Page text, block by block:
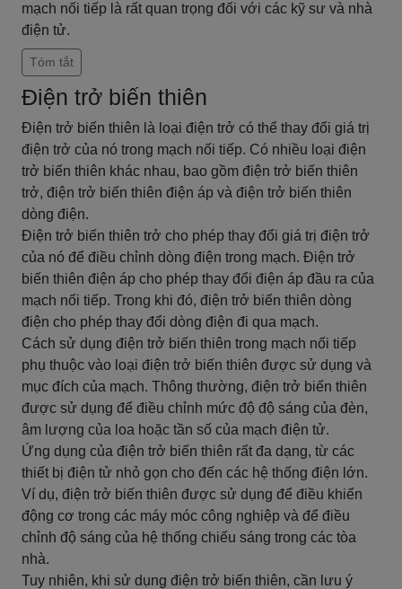
mạch nối tiếp là rất quan trọng đối với các kỹ sư và nhà
điện tử.
Tóm tắt
Điện trở biến thiên
Điện trở biến thiên là loại điện trở có thể thay đổi giá trị
điện trở của nó trong mạch nối tiếp. Có nhiều loại điện
trở biến thiên khác nhau, bao gồm điện trở biến thiên
trở, điện trở biến thiên điện áp và điện trở biến thiên
dòng điện.
Điện trở biến thiên trở cho phép thay đổi giá trị điện trở
của nó để điều chỉnh dòng điện trong mạch. Điện trở
biến thiên điện áp cho phép thay đổi điện áp đầu ra của
mạch nối tiếp. Trong khi đó, điện trở biến thiên dòng
điện cho phép thay đổi dòng điện đi qua mạch.
Cách sử dụng điện trở biến thiên trong mạch nối tiếp
phụ thuộc vào loại điện trở biến thiên được sử dụng và
mục đích của mạch. Thông thường, điện trở biến thiên
được sử dụng để điều chỉnh mức độ độ sáng của đèn,
âm lượng của loa hoặc tần số của mạch điện tử.
Ứng dụng của điện trở biến thiên rất đa dạng, từ các
thiết bị điện tử nhỏ gọn cho đến các hệ thống điện lớn.
Ví dụ, điện trở biến thiên được sử dụng để điều khiển
động cơ trong các máy móc công nghiệp và để điều
chỉnh độ sáng của hệ thống chiếu sáng trong các tòa
nhà.
Tuy nhiên, khi sử dụng điện trở biến thiên, cần lưu ý